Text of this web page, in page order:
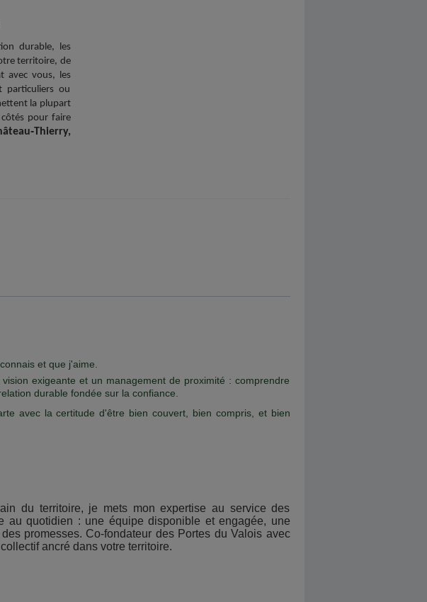
durable, les
territoire, de
avec vous, les
particuliers ou
la plupart
pour faire
et que j'aime.
exigeante et un management de proximité : comprendre
durable fondée sur la confiance.
avec la certitude d'être bien couvert, bien compris, et bien
du territoire, je mets mon expertise au service des
au quotidien : une équipe disponible et engagée, une
promesses. Co-fondateur des Portes du Valois avec
ancré dans votre territoire.